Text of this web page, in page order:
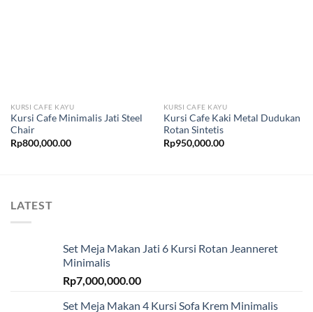
KURSI CAFE KAYU
Kursi Cafe Minimalis Jati Steel
Chair
Rp800,000.00
KURSI CAFE KAYU
Kursi Cafe Kaki Metal Dudukan
Rotan Sintetis
Rp950,000.00
LATEST
Set Meja Makan Jati 6 Kursi Rotan Jeanneret
Minimalis
Rp7,000,000.00
Set Meja Makan 4 Kursi Sofa Krem Minimalis